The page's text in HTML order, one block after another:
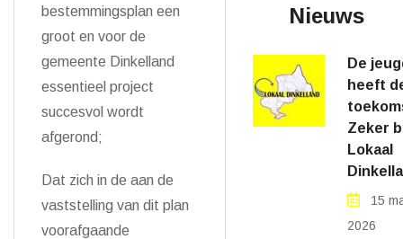
bestemmingsplan een
groot en voor de
gemeente Dinkelland
essentieel project
succesvol wordt
afgerond;
Dat zich in de aan de
vaststelling van dit plan
voorafgaande
Nieuws
De
heeft
Zeker
Lokaal
15
2026